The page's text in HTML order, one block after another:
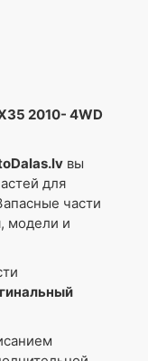
2010- 4WD
вы
для
части
модели и